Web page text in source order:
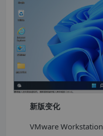
新版变化
VMware